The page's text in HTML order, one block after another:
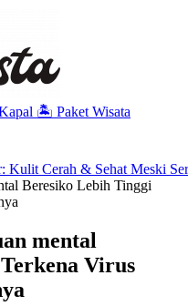
🏝️ Paket Wisata
Kulit Cerah & Sehat Meski
Beresiko Lebih Tinggi
mental
Virus